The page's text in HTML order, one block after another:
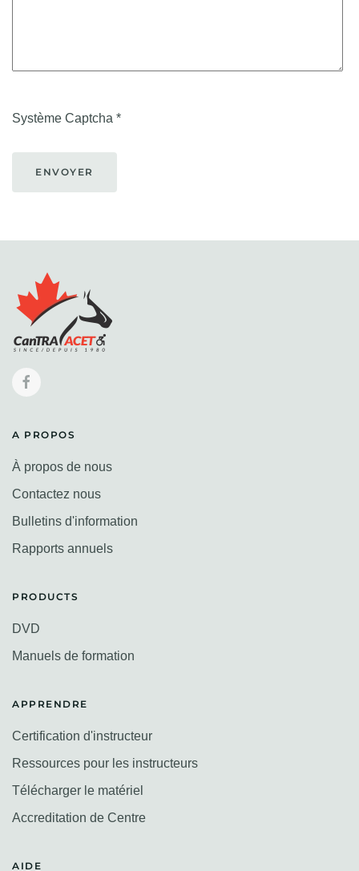
Système Captcha *
ENVOYER
A PROPOS
À propos de nous
Contactez nous
Bulletins d'information
Rapports annuels
PRODUCTS
DVD
Manuels de formation
APPRENDRE
Certification d'instructeur
Ressources pour les instructeurs
Télécharger le matériel
Accreditation de Centre
AIDE